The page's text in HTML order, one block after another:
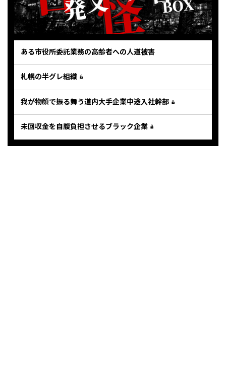
ある市役所委託業務の高齢者への人道被害
札幌の半グレ組織
我が物顔で振る舞う道内大手企業中途入社幹部
未回収金を自腹負担させるブラック企業